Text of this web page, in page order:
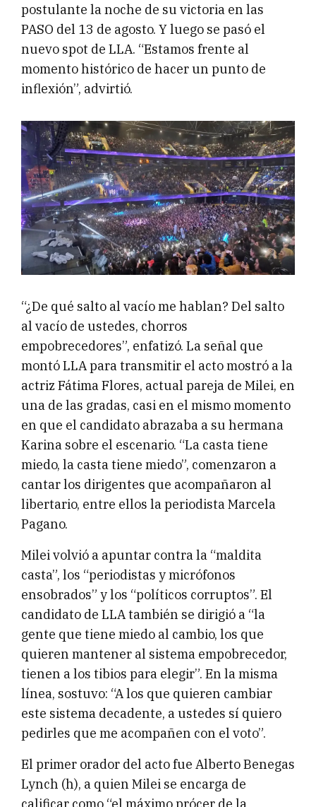
postulante la noche de su victoria en las
PASO del 13 de agosto. Y luego se pasó el
nuevo spot de LLA. “Estamos frente al
momento histórico de hacer un punto de
inflexión”, advirtió.
“¿De qué salto al vacío me hablan? Del salto
al vacío de ustedes, chorros
empobrecedores”, enfatizó. La señal que
montó LLA para transmitir el acto mostró a la
actriz Fátima Flores, actual pareja de Milei, en
una de las gradas, casi en el mismo momento
en que el candidato abrazaba a su hermana
Karina sobre el escenario. “La casta tiene
miedo, la casta tiene miedo”, comenzaron a
cantar los dirigentes que acompañaron al
libertario, entre ellos la periodista Marcela
Pagano.
Milei volvió a apuntar contra la “maldita
casta”, los “periodistas y micrófonos
ensobrados” y los “políticos corruptos”. El
candidato de LLA también se dirigió a “la
gente que tiene miedo al cambio, los que
quieren mantener al sistema empobrecedor,
tienen a los tibios para elegir”. En la misma
línea, sostuvo: “A los que quieren cambiar
este sistema decadente, a ustedes sí quiero
pedirles que me acompañen con el voto”.
El primer orador del acto fue Alberto Benegas
Lynch (h), a quien Milei se encarga de